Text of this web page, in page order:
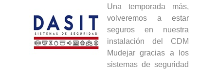
Una temporada más,
volveremos a estar
seguros en nuestra
instalación del CDM
Mudejar gracias a los
sistemas de seguridad